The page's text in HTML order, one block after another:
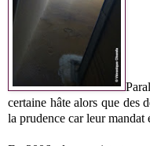
certaine hâte alors que des
la prudence car leur mandat